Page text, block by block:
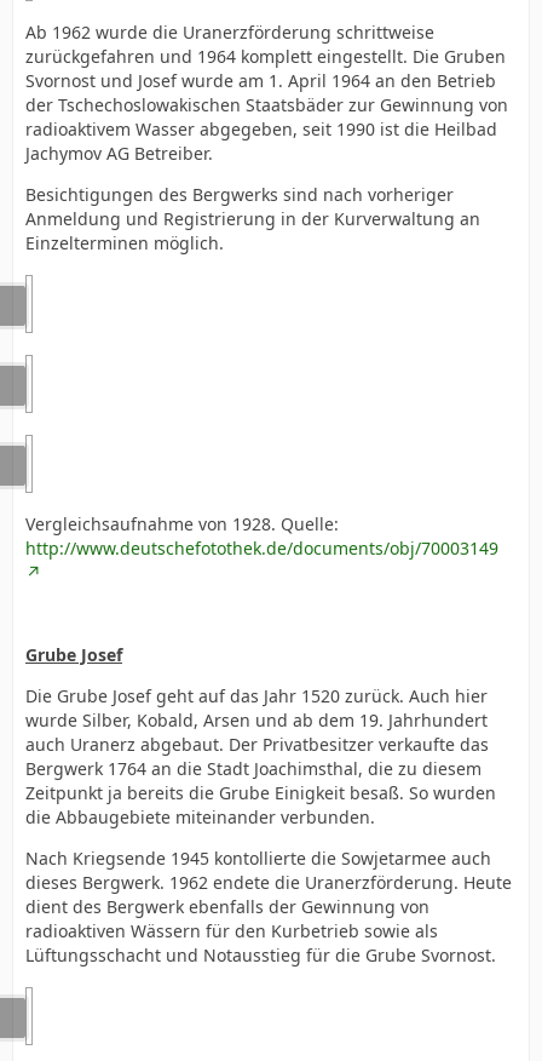
Ab 1962 wurde die Uranerzförderung schrittweise
zurückgefahren und 1964 komplett eingestellt. Die Gruben
Svornost und Josef wurde am 1. April 1964 an den Betrieb
der Tschechoslowakischen Staatsbäder zur Gewinnung von
radioaktivem Wasser abgegeben, seit 1990 ist die Heilbad
Jachymov AG Betreiber.
Besichtigungen des Bergwerks sind nach vorheriger
Anmeldung und Registrierung in der Kurverwaltung an
Einzelterminen möglich.
Vergleichsaufnahme von 1928. Quelle:
http://www.deutschefotothek.de/documents/obj/70003149
Grube Josef
Die Grube Josef geht auf das Jahr 1520 zurück. Auch hier
wurde Silber, Kobald, Arsen und ab dem 19. Jahrhundert
auch Uranerz abgebaut. Der Privatbesitzer verkaufte das
Bergwerk 1764 an die Stadt Joachimsthal, die zu diesem
Zeitpunkt ja bereits die Grube Einigkeit besaß. So wurden
die Abbaugebiete miteinander verbunden.
Nach Kriegsende 1945 kontollierte die Sowjetarmee auch
dieses Bergwerk. 1962 endete die Uranerzförderung. Heute
dient des Bergwerk ebenfalls der Gewinnung von
radioaktiven Wässern für den Kurbetrieb sowie als
Lüftungsschacht und Notausstieg für die Grube Svornost.